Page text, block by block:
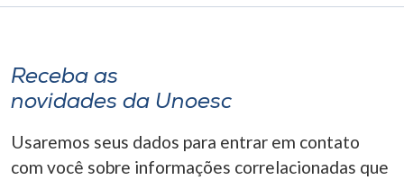
A-
Receba as
novidades da Unoesc
Usaremos seus dados para entrar em contato
com você sobre informações correlacionadas que